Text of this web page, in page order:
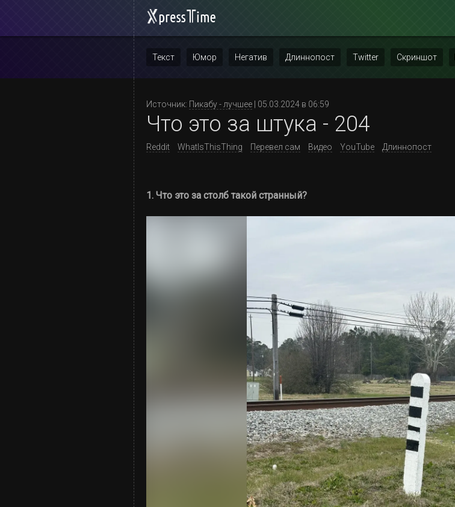
Текст Юмор Негатив Длиннопост Twitter Скриншот
Источник: Пикабу - лучшее | 05.03.2024 в 06:59
Что это за штука - 204
Reddit WhatIsThisThing Перевел сам Видео YouTube Длиннопост
1. Что это за столб такой странный?